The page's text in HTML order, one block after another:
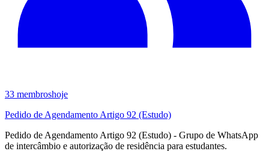
33 membroshoje
Pedido de Agendamento Artigo 92 (Estudo)
Pedido de Agendamento Artigo 92 (Estudo) - Grupo de WhatsApp
de intercâmbio e autorização de residência para estudantes.